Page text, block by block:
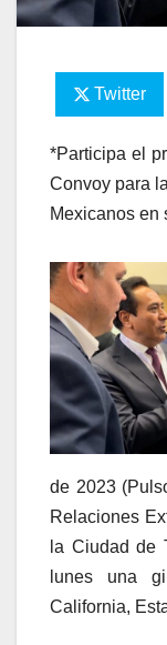
Twitter
*Participa el
Convoy para
Mexicanos en
de 2023
Relaciones
la Ciudad de
lunes una
California,